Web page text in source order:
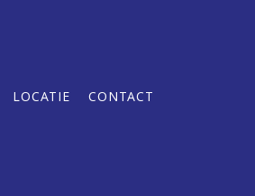
LOCATIE CONTACT